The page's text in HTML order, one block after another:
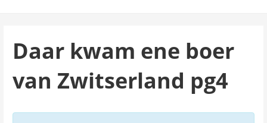
Daar kwam ene boer
van Zwitserland pg4